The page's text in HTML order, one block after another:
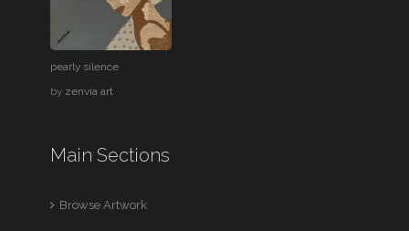
pearly silence
by zenvia art
Main Sections
Browse Artwork